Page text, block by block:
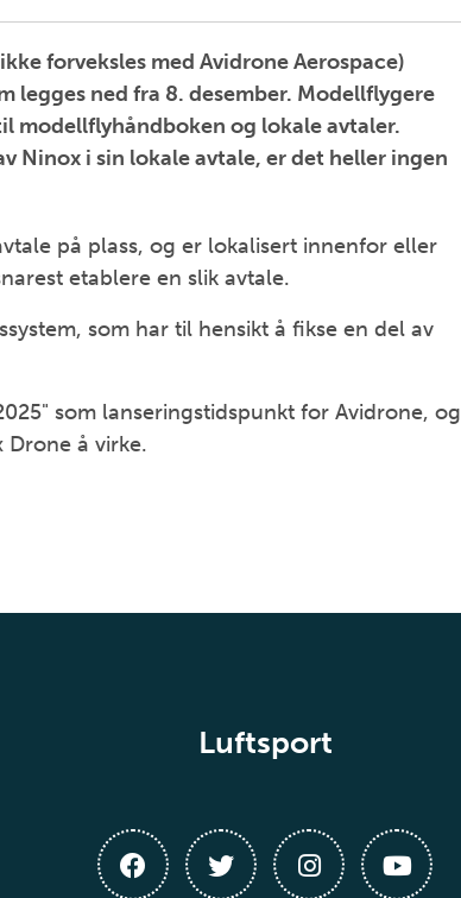
forveksles med Avidrone Aerospace)
legges ned fra 8. desember. Modellflygere
modellflyhåndboken og lokale avtaler.
Ninox i sin lokale avtale, er det heller ingen
på plass, og er lokalisert innenfor eller
etablere en slik avtale.
som har til hensikt å fikse en del av
som lanseringstidspunkt for Avidrone, og
å virke.
Luftsport